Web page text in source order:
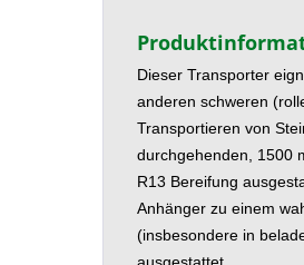
Dieser Transporter
anderen schweren
Transportieren von
durchgehenden, 1500
R13 Bereifung
Anhänger zu einem
(insbesondere in